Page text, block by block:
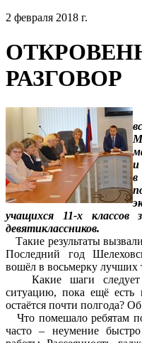
2 февраля 2018 г.
РАЗГОВОР
в
учащихся 11-х классов
девятиклассников.
Такие результаты
Последний год
вошёл в восьмерку лучших
Какие шаги следует
ситуацию, пока ещё есть
остаётся почти полгода?
Что помешало ребятам
часто – неумение